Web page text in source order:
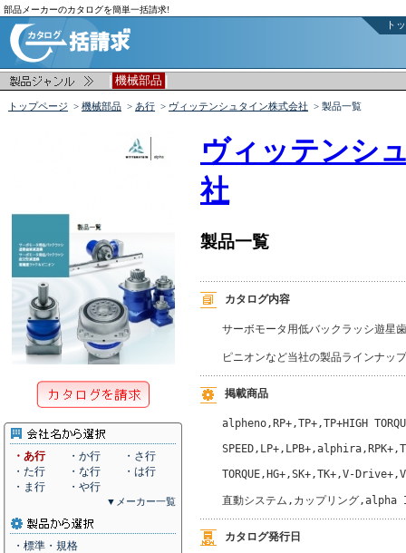
部品メーカーのカタログを簡単一括請求!
ト
| 機械部品 |
トップページ > 機械部品 > あ行 > ヴィッテンシュタイン株式会社 > 製品一覧
・あ行 ・か行
・さ行
・た行
・な行
・は行
・ま行
・や行
▼メーカー一覧
・標準・規格
ヴィッテンシ
社
製品一覧
カタログ内容
サーボモータ用低バックラッシ遊星
ピニオンなど当社の製品ラインナッ
掲載商品
alpheno,RP+,TP+,TP+HIGH
TORQUE,HG+,SK+,TK+,V-
直動システム,カップリング
カタログ発行日